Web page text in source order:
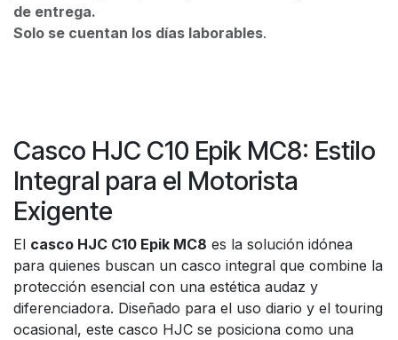
de entrega.
Solo se cuentan los días laborables.
Casco HJC C10 Epik MC8: Estilo
Integral para el Motorista
Exigente
El casco HJC C10 Epik MC8 es la solución idónea
para quienes buscan un casco integral que combine la
protección esencial con una estética audaz y
diferenciadora. Diseñado para el uso diario y el touring
ocasional, este casco HJC se posiciona como una